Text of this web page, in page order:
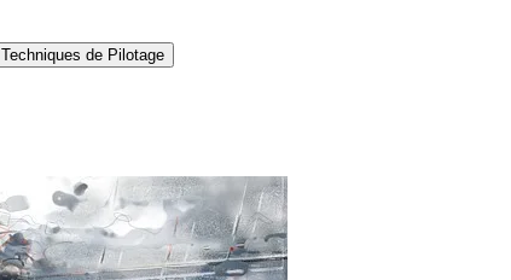
Techniques de Pilotage